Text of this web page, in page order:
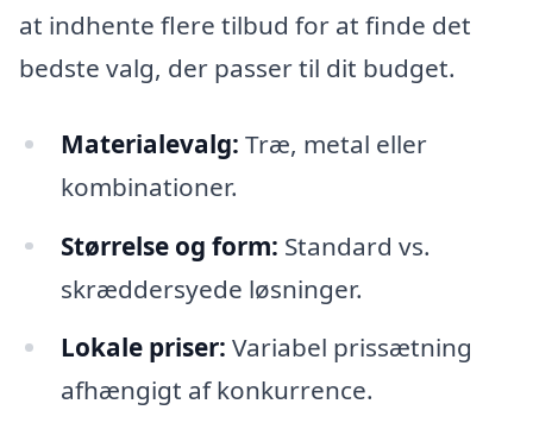
at indhente flere tilbud for at finde det
bedste valg, der passer til dit budget.
Materialevalg: Træ, metal eller
kombinationer.
Størrelse og form: Standard vs.
skræddersyede løsninger.
Lokale priser: Variabel prissætning
afhængigt af konkurrence.